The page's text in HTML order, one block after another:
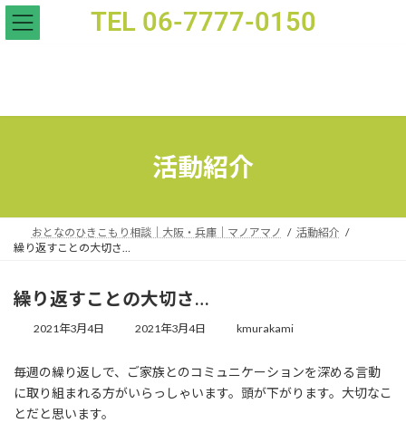
TEL 06-7777-0150
活動紹介
おとなのひきこもり相談｜大阪・兵庫｜マノアマノ
活動紹介
繰り返すことの大切さ…
繰り返すことの大切さ…
2021年3月4日 2021年3月4日 kmurakami
毎週の繰り返しで、ご家族とのコミュニケーションを深める言動
に取り組まれる方がいらっしゃいます。頭が下がります。大切なこ
とだと思います。